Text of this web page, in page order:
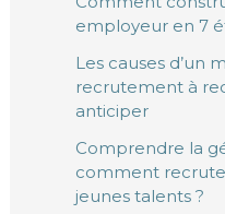
employeur en 7
Les causes d’un
recrutement à
anticiper
Comprendre la
comment
jeunes talents ?